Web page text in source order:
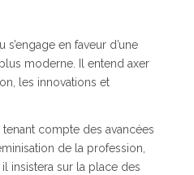
en faveur d’une
moderne. Il entend axer
les innovations et
tenant compte des avancées
de la profession,
insistera sur la place des